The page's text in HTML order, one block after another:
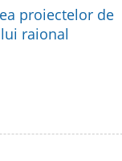
proiectelor de
raional